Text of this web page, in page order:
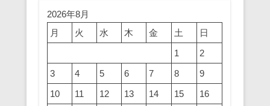
2026年8月
月
火 水 木 金 土
日
1
2
3
4 5 6 7 8
9
10
11 12 13 14 15
16